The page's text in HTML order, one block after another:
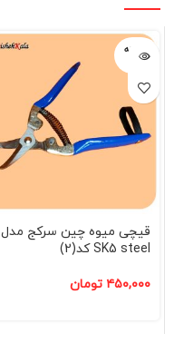
فروخته
شده
قیچی میوه چین سرکج مدل
SK5 steel کد(2)
۴۵۰,۰۰۰ تومان